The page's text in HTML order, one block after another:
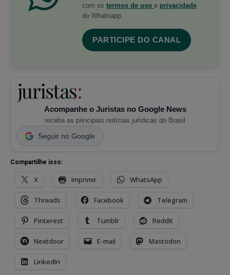
com os termos de uso e privacidade
do Whatsapp.
PARTICIPE DO CANAL
Acompanhe o Juristas no Google News
receba as principais notícias jurídicas do Brasil
Seguir no Google
Compartilhe isso:
X Imprimir WhatsApp
Threads Facebook Telegram
Pinterest Tumblr Reddit
Nextdoor E-mail Mastodon
LinkedIn